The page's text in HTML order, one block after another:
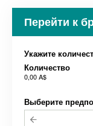
Перейти к
Укажите
Количество
0,00 A$
Выберите